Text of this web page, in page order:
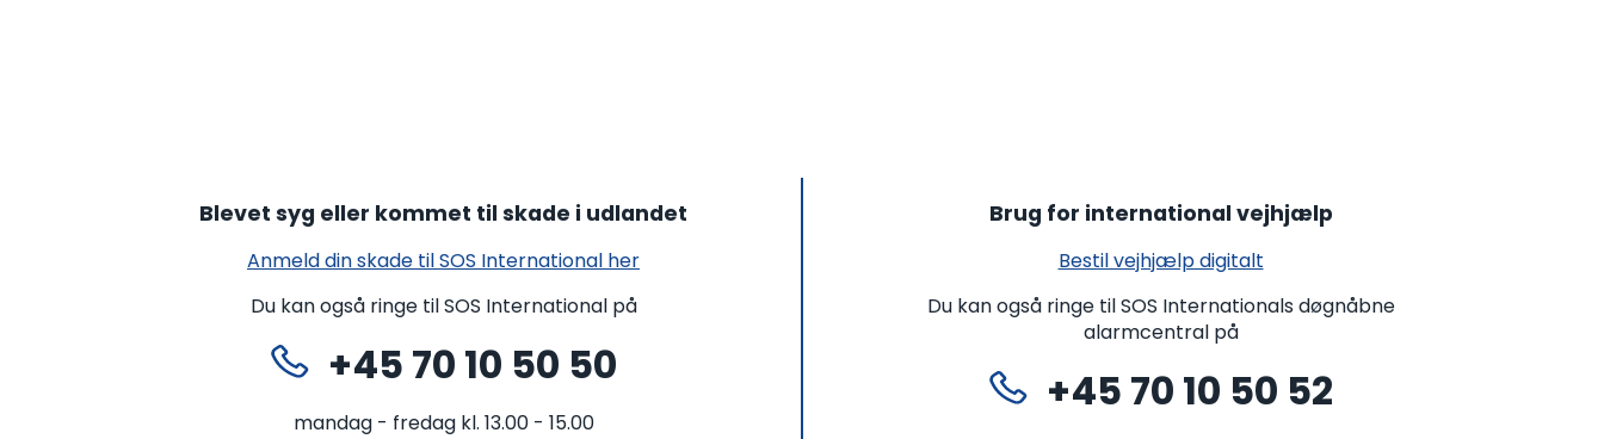
Blevet syg eller kommet til skade i udlandet
Anmeld din skade til SOS International her
Du kan også ringe til SOS International på
+45 70 10 50 50
mandag - fredag kl. 13.00 - 15.00
Brug for international vejhjælp
Bestil vejhjælp digitalt
Du kan også ringe til SOS Internationals døgnåbne
alarmcentral på
+45 70 10 50 52